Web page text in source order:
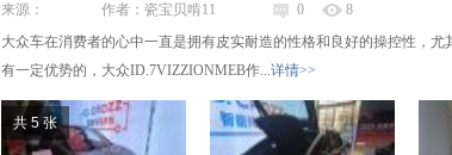
来源： 作者：瓷宝贝啃11 0
8
大众车在消费者的心中一直是拥有皮实耐造的性格和良好的操控性，
有一定优势的，大众ID.7VIZZIONMEB作...详情>>
共 5 张